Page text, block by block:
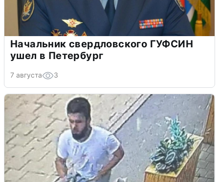
Начальник свердловского ГУФСИН
ушел в Петербург
7 августа 3